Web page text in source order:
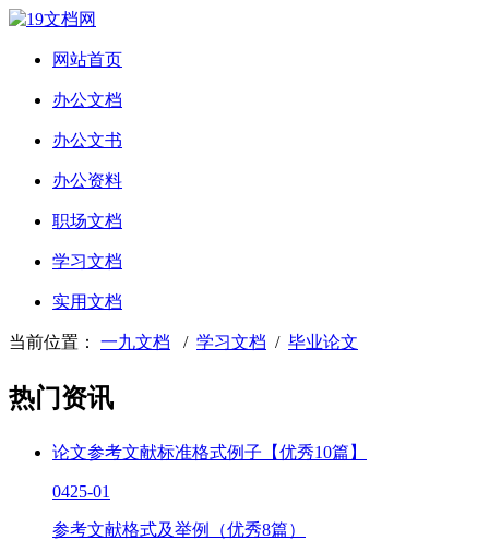
网站首页
办公文档
办公文书
办公资料
职场文档
学习文档
实用文档
当前位置： 一九文档 / 学习文档 / 毕业论文
热门资讯
论文参考文献标准格式例子【优秀10篇】
0425-01
参考文献格式及举例（优秀8篇）